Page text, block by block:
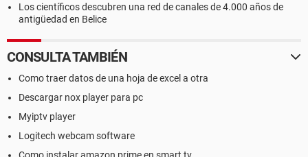
Los científicos descubren una red de canales de 4.000 años de
antigüedad en Belice
CONSULTA TAMBIÉN
Como traer datos de una hoja de excel a otra
Descargar nox player para pc
Myiptv player
Logitech webcam software